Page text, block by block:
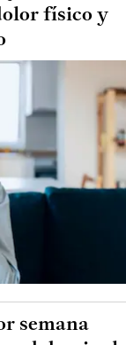
físico y
semana